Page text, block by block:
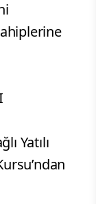
Yatılı